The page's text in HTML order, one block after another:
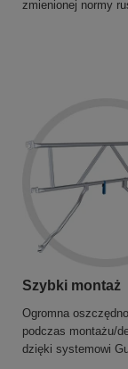
zmienionej normy
Szybki montaż
Ogromna
podczas montażu/
dzięki systemowi